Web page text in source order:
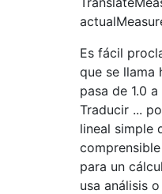
Es fácil
que se llama
pasa de 1.0
Traducir ...
lineal simple
para un
usa análisis